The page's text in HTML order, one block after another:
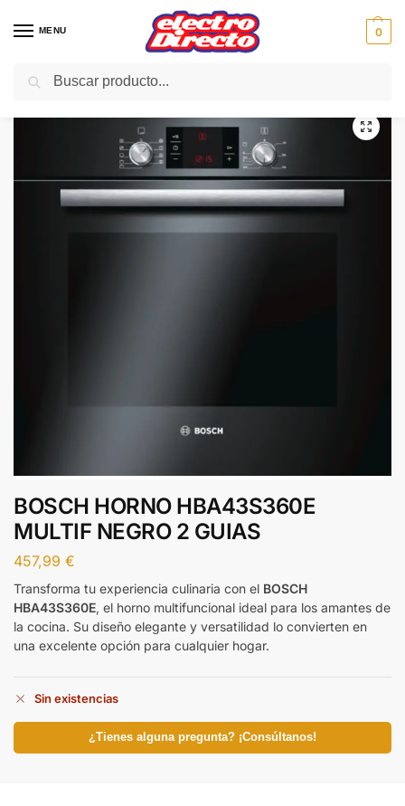
MENU 0
Inicio Gama blanca Hornos
BOSCH HORNO HBA43S360E
MULTIF NEGRO 2 GUIAS
457,99 €
Transforma tu experiencia culinaria con el BOSCH
HBA43S360E, el horno multifuncional ideal para los amantes de
la cocina. Su diseño elegante y versatilidad lo convierten en
una excelente opción para cualquier hogar.
Sin existencias
¿Tienes alguna pregunta? ¡Consúltanos!